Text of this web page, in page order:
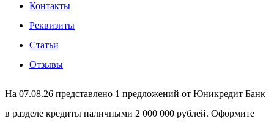
Контакты
Реквизиты
Статьи
Отзывы
На 07.08.26 представлено 1 предложений от Юникредит Банк
в разделе кредиты наличными 2 000 000 рублей. Оформите